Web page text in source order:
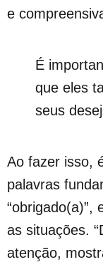
e
É
que eles
seus
Ao fazer isso,
palavras
“obrigado(a)”,
as situações.
atenção,